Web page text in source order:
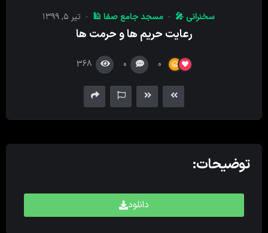
سخنرانی 🎤 مسجد جامع صفا 🕌 تیر ۵, ۱۳۹۹
رعایت حریم ها و حرمت ها
0
0
368
توضیحات:
دانلود